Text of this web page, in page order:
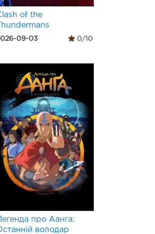
of the
Thundermans
09-03 0/10
про Аанга:
володар